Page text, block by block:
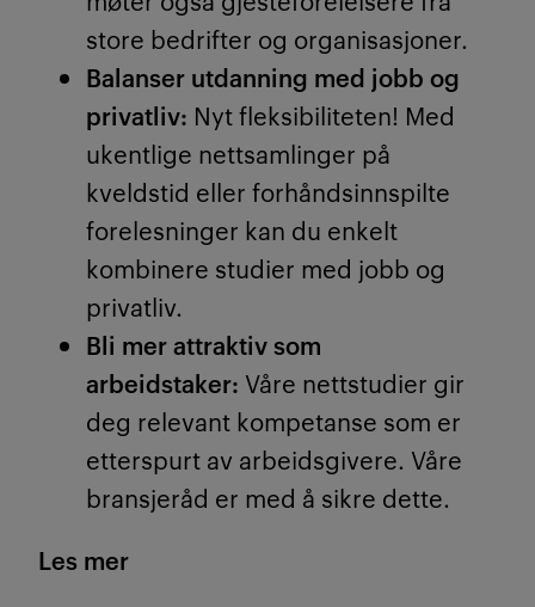
store bedrifter og organisasjoner.
Balanser utdanning med jobb og
privatliv: Nyt fleksibiliteten! Med
ukentlige nettsamlinger på
kveldstid eller forhåndsinnspilte
forelesninger kan du enkelt
kombinere studier med jobb og
privatliv.
Bli mer attraktiv som
arbeidstaker: Våre nettstudier gir
deg relevant kompetanse som er
etterspurt av arbeidsgivere. Våre
bransjeråd er med å sikre dette.
Les mer